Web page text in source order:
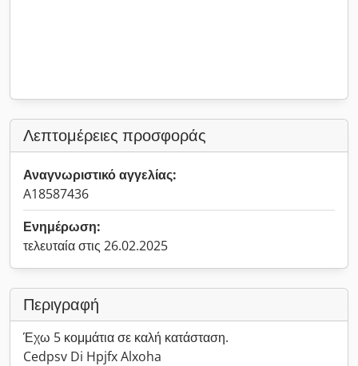
Λεπτομέρειες προσφοράς
Αναγνωριστικό αγγελίας:
A18587436
Ενημέρωση:
τελευταία στις 26.02.2025
Περιγραφή
Έχω 5 κομμάτια σε καλή κατάσταση.
Cedpsv Di Hpjfx Alxoha